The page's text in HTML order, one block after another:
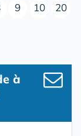
9 10
20
à